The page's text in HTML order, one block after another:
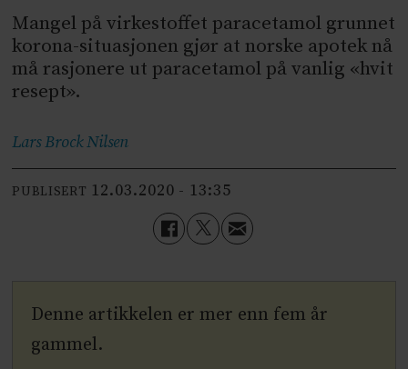
Mangel på virkestoffet paracetamol grunnet
korona-situasjonen gjør at norske apotek nå
må rasjonere ut paracetamol på vanlig «hvit
resept».
Lars BrockNilsen
PUBLISERT 12.03.2020 - 13:35
Denne artikkelen er mer enn fem år
gammel.